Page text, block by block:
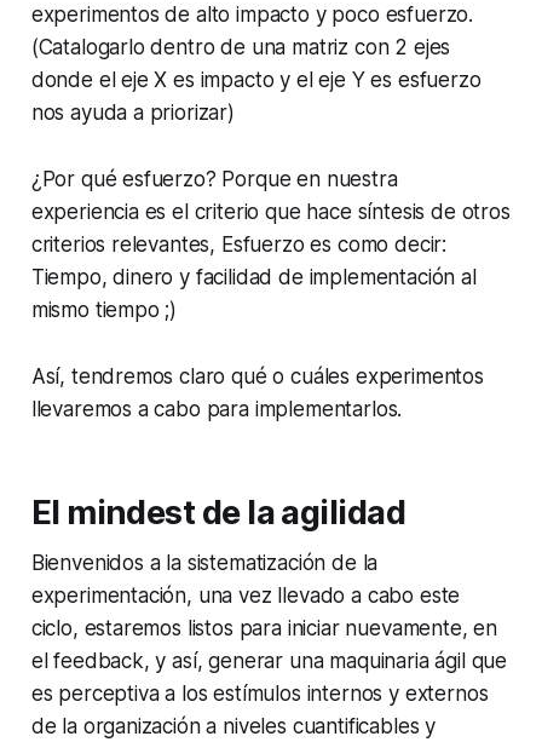
experimentos de alto impacto y poco esfuerzo.
(Catalogarlo dentro de una matriz con 2 ejes
donde el eje X es impacto y el eje Y es esfuerzo
nos ayuda a priorizar)
¿Por qué esfuerzo? Porque en nuestra
experiencia es el criterio que hace síntesis de otros
criterios relevantes, Esfuerzo es como decir:
Tiempo, dinero y facilidad de implementación al
mismo tiempo ;)
Así, tendremos claro qué o cuáles experimentos
llevaremos a cabo para implementarlos.
El mindest de la agilidad
Bienvenidos a la sistematización de la
experimentación, una vez llevado a cabo este
ciclo, estaremos listos para iniciar nuevamente, en
el feedback, y así, generar una maquinaria ágil que
es perceptiva a los estímulos internos y externos
de la organización a niveles cuantificables y